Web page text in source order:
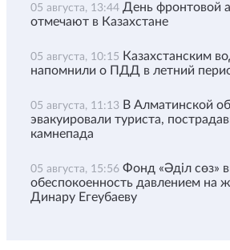
05 августа, 13:44 День фронтовой
отмечают в Казахстане
05 августа, 10:15 Казахстанским
напомнили о ПДД в летний
05 августа, 11:13 В Алматинской
эвакуировали туриста,
камнепада
05 августа, 15:56 Фонд «Әділ сөз»
обеспокоенность давлением на
Динару Егеубаеву